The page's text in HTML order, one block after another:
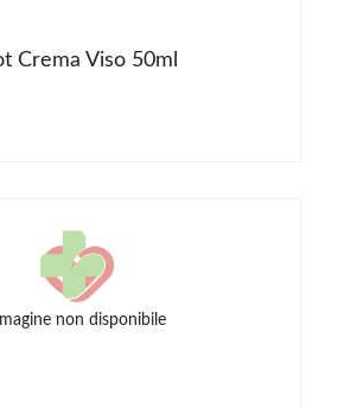
Crema Viso 50ml
non disponibile